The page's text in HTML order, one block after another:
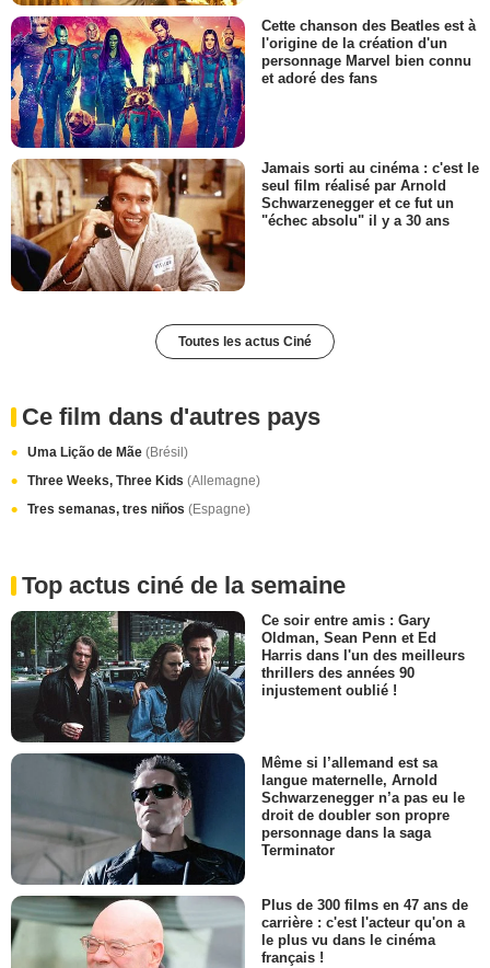
Cette chanson des Beatles est à
l'origine de la création d'un
personnage Marvel bien connu
et adoré des fans
Jamais sorti au cinéma : c'est le
seul film réalisé par Arnold
Schwarzenegger et ce fut un
"échec absolu" il y a 30 ans
Toutes les actus Ciné
Ce film dans d'autres pays
Uma Lição de Mãe (Brésil)
Three Weeks, Three Kids (Allemagne)
Tres semanas, tres niños (Espagne)
Top actus ciné de la semaine
Ce soir entre amis : Gary
Oldman, Sean Penn et Ed
Harris dans l'un des meilleurs
thrillers des années 90
injustement oublié !
Même si l’allemand est sa
langue maternelle, Arnold
Schwarzenegger n’a pas eu le
droit de doubler son propre
personnage dans la saga
Terminator
Plus de 300 films en 47 ans de
carrière : c'est l'acteur qu'on a
le plus vu dans le cinéma
français !